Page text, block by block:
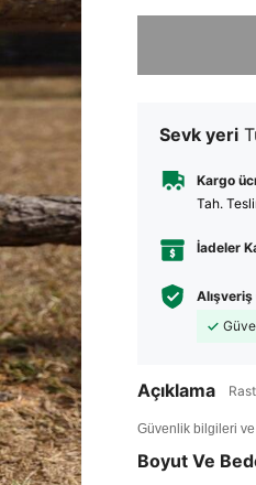
Sevk yeri
Kargo
Tah.
İadeler
Açıklama
Güvenlik bilgileri
Boyut Ve